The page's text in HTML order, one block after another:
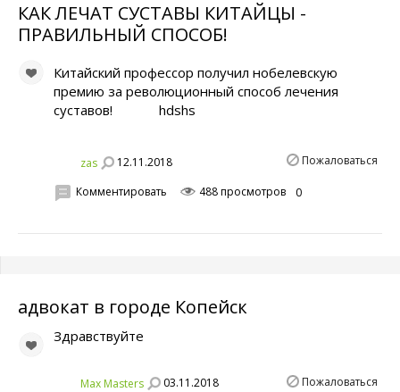
КАК ЛЕЧАТ СУСТАВЫ КИТАЙЦЫ -
ПРАВИЛЬНЫЙ СПОСOБ!
Китайский профессор получил нобелевскую
премию за революционный способ лечения
суставов! hdshs
zas 12.11.2018 Пожаловаться
Комментировать 488 просмотров 0
адвокат в городе Копейск
Здравствуйте
Max Masters 03.11.2018 Пожаловаться